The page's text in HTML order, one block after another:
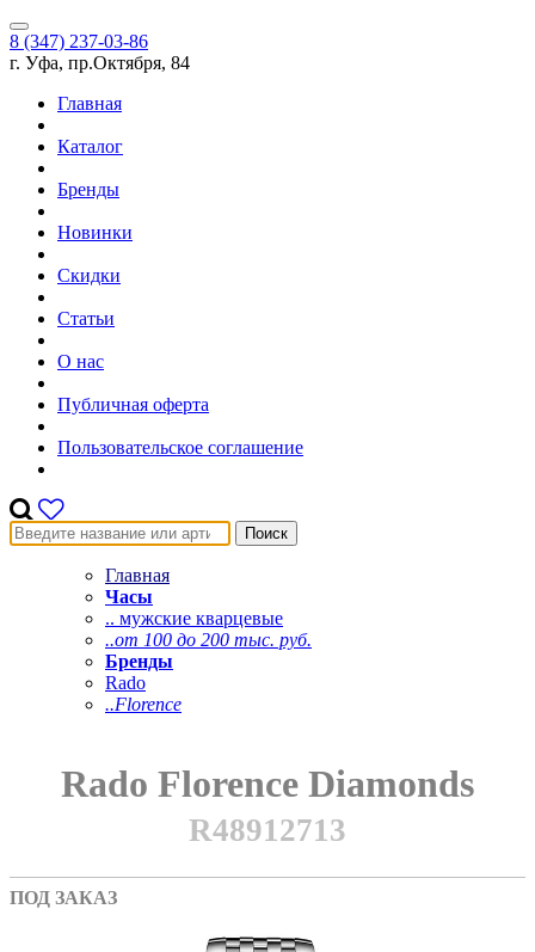
8 (347) 237-03-86
г. Уфа, пр.Октября, 84
Главная
Каталог
Бренды
Новинки
Скидки
Статьи
О нас
Публичная оферта
Пользовательское соглашение
Поиск
Главная
Часы
.. мужские кварцевые
..от 100 до 200 тыс. руб.
Бренды
Rado
..Florence
Rado Florence Diamonds
R48912713
ПОД ЗАКАЗ